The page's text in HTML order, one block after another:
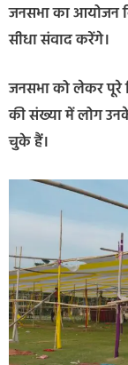
जनसभा का आयोजन
सीधा संवाद करेंगे।
जनसभा को लेकर पूरे
की संख्या में लोग
चुके हैं।